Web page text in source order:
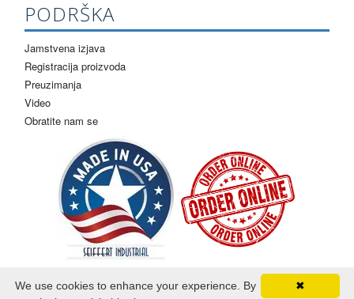
PODRŠKA
Jamstvena izjava
Registracija proizvoda
Preuzimanja
Video
Obratite nam se
✖
We use cookies to enhance your experience. By